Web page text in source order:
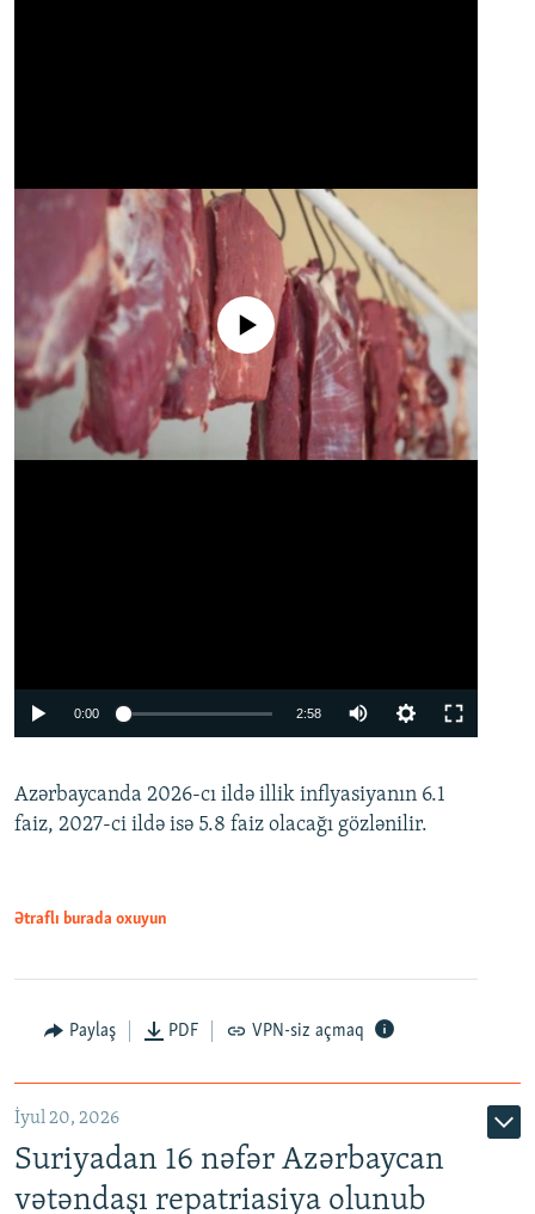
Auto
No media source currently available
0:00 2:58
360p
480p
Azərbaycanda 2026-cı ildə illik inflyasiyanın 6.1
faiz, 2027-ci ildə isə 5.8 faiz olacağı gözlənilir.
Ətraflı burada oxuyun
Paylaş PDF VPN-siz açmaq
İyul 20, 2026
Suriyadan 16 nəfər Azərbaycan
vətəndaşı repatriasiya olunub